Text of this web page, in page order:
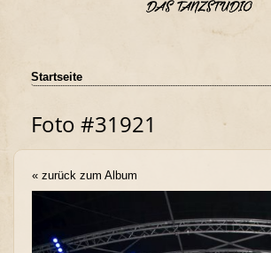
Startseite
Foto #31921
« zurück zum Album